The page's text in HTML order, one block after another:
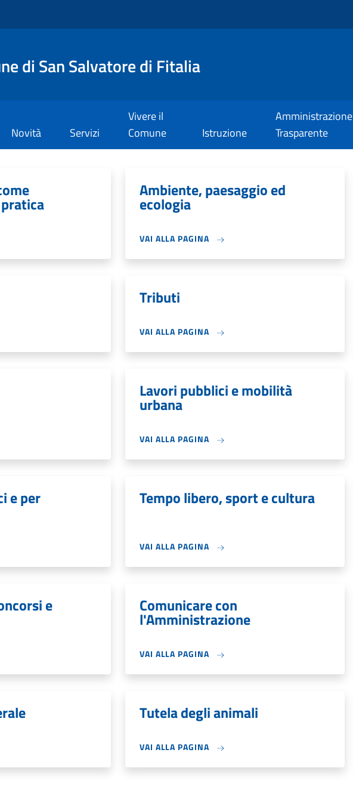
di San Salvatore di Fitalia
Novità Servizi
Vivere il
Comune
Istruzione
Amministrazione
Trasparente
Ambiente, paesaggio ed
ecologia
VAI ALLA PAGINA
Tributi
VAI ALLA PAGINA
Lavori pubblici e mobilità
urbana
VAI ALLA PAGINA
e per Tempo libero, sport e cultura
VAI ALLA PAGINA
e Comunicare con
l'Amministrazione
VAI ALLA PAGINA
Tutela degli animali
VAI ALLA PAGINA